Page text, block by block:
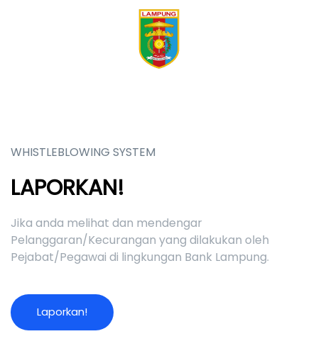
WHISTLEBLOWING SYSTEM
LAPORKAN!
Jika anda melihat dan mendengar
Pelanggaran/Kecurangan yang dilakukan oleh
Pejabat/Pegawai di lingkungan Bank Lampung.
Laporkan!